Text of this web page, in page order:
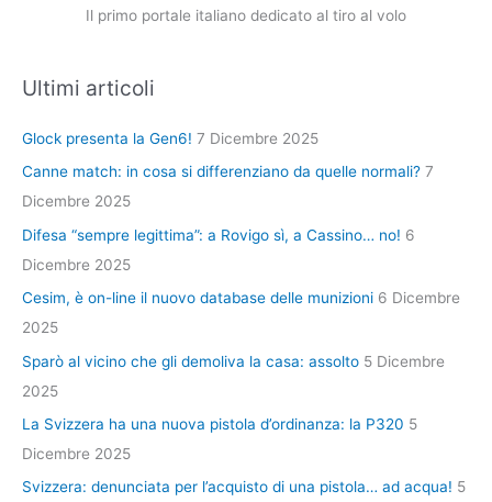
Il primo portale italiano dedicato al tiro al volo
Ultimi articoli
Glock presenta la Gen6! 7 Dicembre 2025
Canne match: in cosa si differenziano da quelle normali? 7
Dicembre 2025
Difesa “sempre legittima”: a Rovigo sì, a Cassino… no! 6
Dicembre 2025
Cesim, è on-line il nuovo database delle munizioni 6 Dicembre
2025
Sparò al vicino che gli demoliva la casa: assolto 5 Dicembre
2025
La Svizzera ha una nuova pistola d’ordinanza: la P320 5
Dicembre 2025
Svizzera: denunciata per l’acquisto di una pistola… ad acqua! 5